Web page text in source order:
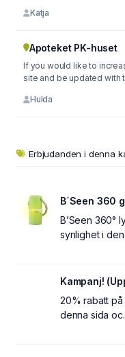
Katja
Apoteket PK-huset
If you would like to
site and be updated with
Hulda
Erbjudanden i denna
B´Seen 360
B’Seen 360°
synlighet i den
Kampanj!
20% rabatt på
denna sida